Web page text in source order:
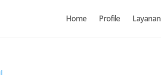
Home Profile Layanan